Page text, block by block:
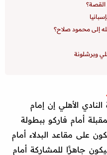
القصة؟
إلى محمود صلاح؟
وبرشلونة
الأهلي إن إمام
أمام فاركو ببطولة
على مقاعد البدلاء أمام
جاهزًا للمشاركة أمام